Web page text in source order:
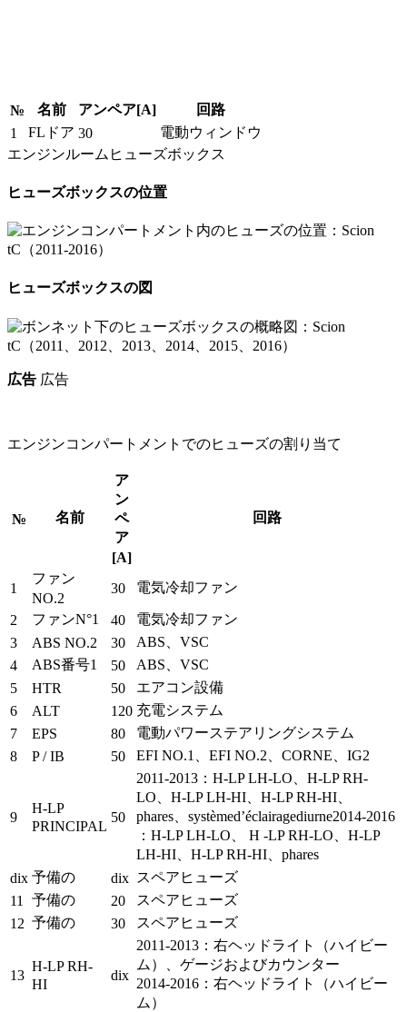
№ 名前 アンペア[A]
回路
1
FLドア 30
電動ウィンドウ
エンジンルームヒューズボックス
ヒューズボックスの位置
ヒューズボックスの図
広告 広告
エンジンコンパートメントでのヒューズの割り当て
№ 名前
ア
ン
ペ
ア
[A]
回路
1
ファン
NO.2
30 電気冷却ファン
2 ファンN°1 40
電気冷却ファン
3
ABS NO.2 30
ABS、VSC
4
ABS番号1 50
ABS、VSC
5
HTR 50
エアコン設備
6
ALT 120 充電システム
7
EPS 80
電動パワーステアリングシステム
8
P / IB 50 EFI NO.1、EFI NO.2、CORNE、IG2
9
H-LP
PRINCIPAL
50
2011-2013：H-LP LH-LO、H-LP RH-
LO、H-LP LH-HI、H-LP RH-HI、
phares、systèmed’éclairagediurne2014-2016
：H-LP LH-LO、 H -LP RH-LO、H-LP
LH-HI、H-LP RH-HI、phares
dix 予備の dix スペアヒューズ
11
予備の 20
スペアヒューズ
12 予備の 30 スペアヒューズ
13
H-LP RH-
HI
dix
2011-2013：右ヘッドライト（ハイビー
ム）、ゲージおよびカウンター
2014-2016：右ヘッドライト（ハイビー
ム）